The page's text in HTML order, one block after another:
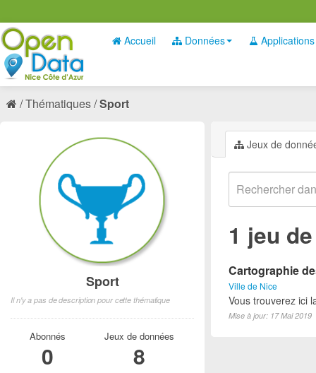
Accueil Données Applications
Thématiques Sport
Jeux de
1 jeu
Cartographie
Ville de Nice
Vous trouverez ici
Mise à jour: 17 Mai 2019
Sport
Il n'y a pas de description pour cette thématique
Abonnés
0
Jeux de données
8